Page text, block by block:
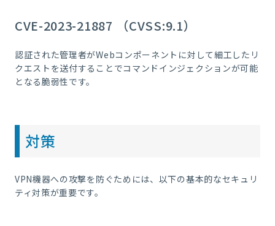
CVE-2023-21887 （CVSS:9.1）
認証された管理者がWebコンポーネントに対して細工したリ
クエストを送付することでコマンドインジェクションが可能
となる脆弱性です。
対策
VPN機器への攻撃を防ぐためには、以下の基本的なセキュリ
ティ対策が重要です。